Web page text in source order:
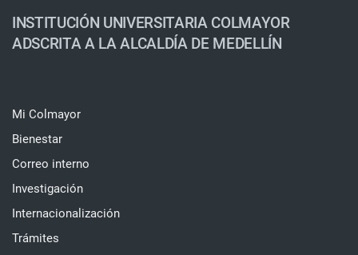
INSTITUCIÓN UNIVERSITARIA COLMAYOR
ADSCRITA A LA ALCALDÍA DE MEDELLÍN
Mi Colmayor
Bienestar
Correo interno
Investigación
Internacionalización
Trámites